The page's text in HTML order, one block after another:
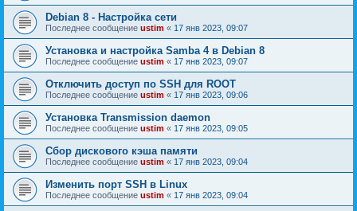
Debian 8 - Настройка сети
Последнее сообщение ustim « 17 янв 2023, 09:07
Установка и настройка Samba 4 в Debian 8
Последнее сообщение ustim « 17 янв 2023, 09:07
Отключить доступ по SSH для ROOT
Последнее сообщение ustim « 17 янв 2023, 09:06
Установка Transmission daemon
Последнее сообщение ustim « 17 янв 2023, 09:05
Сбор дискового кэша памяти
Последнее сообщение ustim « 17 янв 2023, 09:04
Изменить порт SSH в Linux
Последнее сообщение ustim « 17 янв 2023, 09:04